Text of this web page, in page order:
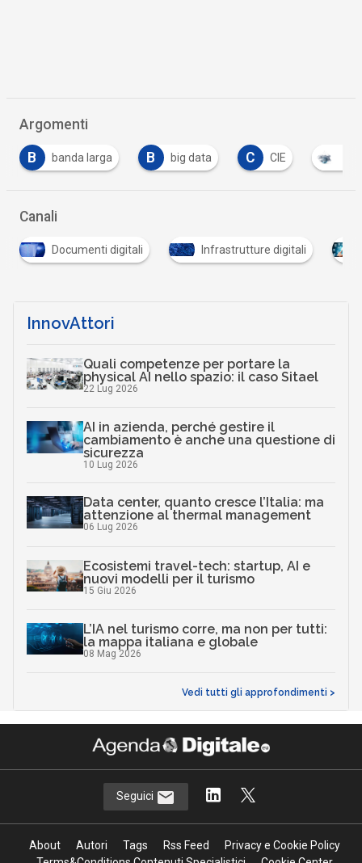
Argomenti
B big data CIE cloud F fibra
Canali
Infrastrutture digitali Sanità digitale
InnovAttori
Quali competenze per portare la
physical AI nello spazio: il caso Sitael
22 Lug 2026
AI in azienda, perché gestire il
cambiamento è anche una questione di
sicurezza
10 Lug 2026
Data center, quanto cresce l’Italia: ma
attenzione al thermal management
06 Lug 2026
Ecosistemi travel-tech: startup, AI e
nuovi modelli per il turismo
15 Giu 2026
L’IA nel turismo corre, ma non per tutti:
la mappa italiana e globale
08 Mag 2026
Vedi tutti gli approfondimenti >
Seguici
About Autori Tags Rss Feed
Privacy e Cookie Policy